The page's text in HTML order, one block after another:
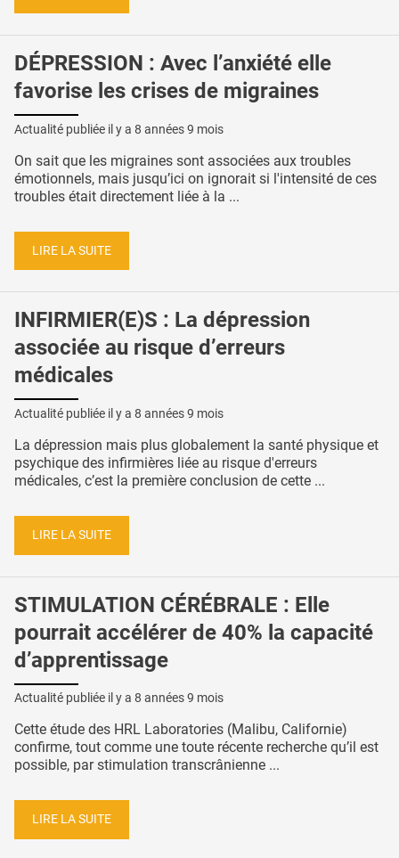
DÉPRESSION : Avec l’anxiété elle
favorise les crises de migraines
Actualité publiée il y a 8 années 9 mois
On sait que les migraines sont associées aux troubles
émotionnels, mais jusqu’ici on ignorait si l'intensité de ces
troubles était directement liée à la ...
LIRE LA SUITE
INFIRMIER(E)S : La dépression
associée au risque d’erreurs
médicales
Actualité publiée il y a 8 années 9 mois
La dépression mais plus globalement la santé physique et
psychique des infirmières liée au risque d'erreurs
médicales, c’est la première conclusion de cette ...
LIRE LA SUITE
STIMULATION CÉRÉBRALE : Elle
pourrait accélérer de 40% la capacité
d’apprentissage
Actualité publiée il y a 8 années 9 mois
Cette étude des HRL Laboratories (Malibu, Californie)
confirme, tout comme une toute récente recherche qu’il est
possible, par stimulation transcrânienne ...
LIRE LA SUITE